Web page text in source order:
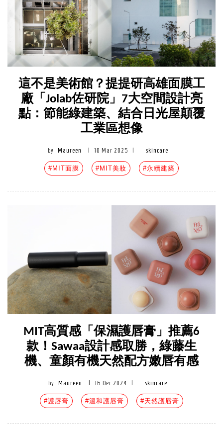
這不是美術館？提提研高雄面膜工
廠「Jolab佐研院」7大空間設計亮
點：節能綠建築、結合日光屋顛覆
工業區想像
by Maureen 10 Mar 2025 skincare
#MIT面膜 #MIT美妝 #永續建築
MIT高質感「保濕護唇膏」推薦6
款！Sawaa設計感取勝，綠藤生
機、童顏有機天然配方嫩唇有感
by Maureen 16 Dec 2024 skincare
#護唇膏 #溫和護唇膏 #天然護唇膏